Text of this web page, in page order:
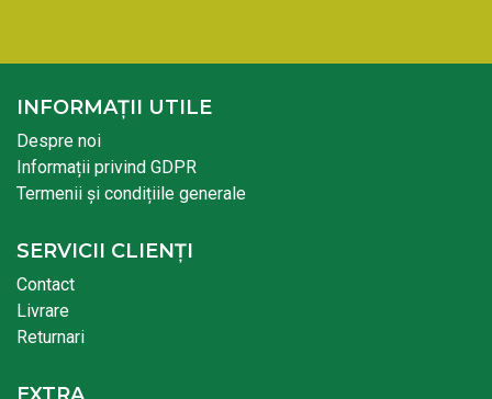
INFORMAȚII UTILE
Despre noi
Informații privind GDPR
Termenii și condițiile generale
SERVICII CLIENȚI
Contact
Livrare
Returnari
EXTRA